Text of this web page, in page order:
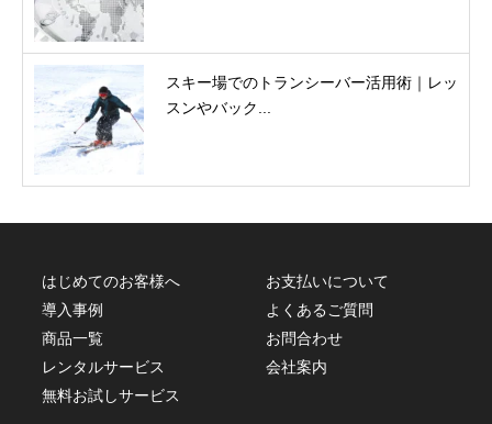
スキー場でのトランシーバー活用術｜レッ
スンやバック...
はじめてのお客様へ
導入事例
商品一覧
レンタルサービス
無料お試しサービス
お支払いについて
よくあるご質問
お問合わせ
会社案内